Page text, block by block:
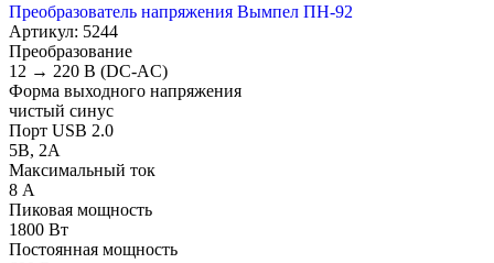
Преобразователь напряжения Вымпел ПН-92
Артикул: 5244
Преобразование
12 → 220 В (DC-AC)
Форма выходного напряжения
чистый синус
Порт USB 2.0
5В, 2А
Максимальный ток
8 А
Пиковая мощность
1800 Вт
Постоянная мощность